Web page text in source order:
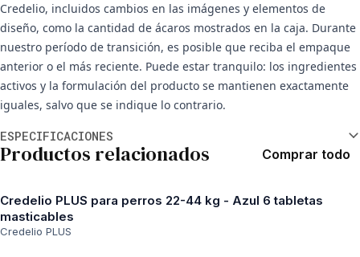
Credelio, incluidos cambios en las imágenes y elementos de
diseño, como la cantidad de ácaros mostrados en la caja. Durante
nuestro período de transición, es posible que reciba el empaque
anterior o el más reciente. Puede estar tranquilo: los ingredientes
activos y la formulación del producto se mantienen exactamente
iguales, salvo que se indique lo contrario.
ESPECIFICACIONES
Productos relacionados Comprar todo
Credelio PLUS para perros 22-44 kg - Azul 6 tabletas
masticables
Credelio PLUS